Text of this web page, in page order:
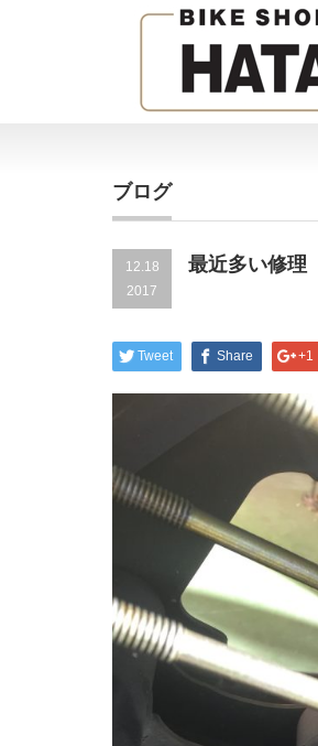
ブログ
12.18
2017
最近多い修理
Tweet Share +1